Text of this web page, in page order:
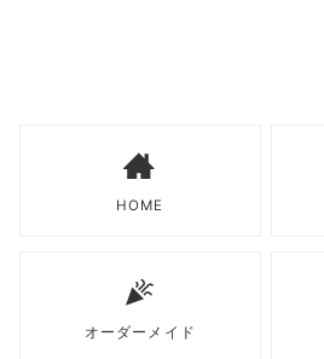
HOME
オーダーメイド